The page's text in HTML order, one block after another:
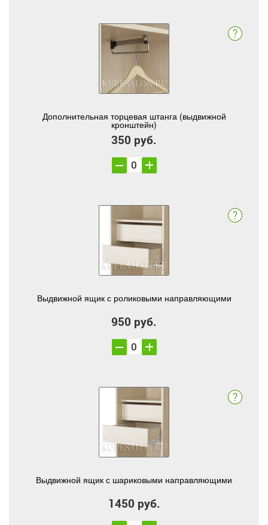
Дополнительная торцевая штанга (выдвижной
кронштейн)
350 руб.
Выдвижной ящик с роликовыми направляющими
950 руб.
Выдвижной ящик с шариковыми направляющими
1450 руб.